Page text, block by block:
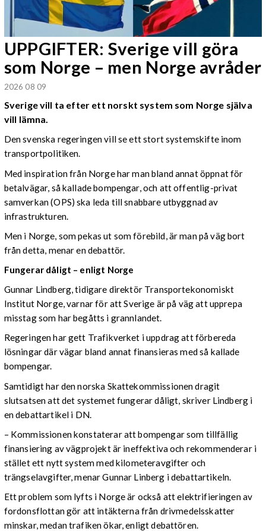
UPPGIFTER: Sverige vill göra
som Norge – men Norge avråder
2026 08 09
Sverige vill ta efter ett norskt system som Norge själva
vill lämna.
Den svenska regeringen vill se ett stort systemskifte inom
transportpolitiken.
Med inspiration från Norge har man bland annat öppnat för
betalvägar, så kallade bompengar, och att offentlig-privat
samverkan (OPS) ska leda till snabbare utbyggnad av
infrastrukturen.
Men i Norge, som pekas ut som förebild, är man på väg bort
från detta, menar en debattör.
Fungerar dåligt – enligt Norge
Gunnar Lindberg, tidigare direktör Transportekonomiskt
Institut Norge, varnar för att Sverige är på väg att upprepa
misstag som har begåtts i grannlandet.
Regeringen har gett Trafikverket i uppdrag att förbereda
lösningar där vägar bland annat finansieras med så kallade
bompengar.
Samtidigt har den norska Skattekommissionen dragit
slutsatsen att det systemet fungerar dåligt, skriver Lindberg i
en debattartikel i DN.
– Kommissionen konstaterar att bompengar som tillfällig
finansiering av vägprojekt är ineffektiva och rekommenderar i
stället ett nytt system med kilometeravgifter och
trängselavgifter, menar Gunnar Linberg i debattartikeln.
Ett problem som lyfts i Norge är också att elektrifieringen av
fordonsflottan gör att intäkterna från drivmedelsskatter
minskar, medan trafiken ökar, enligt debattören.